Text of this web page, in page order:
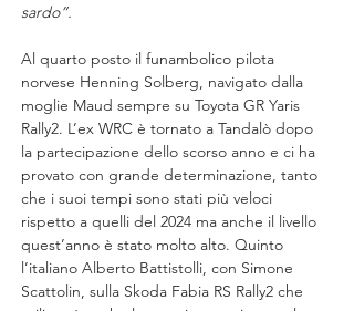
sardo”.
Al quarto posto il funambolico pilota
norvese Henning Solberg, navigato dalla
moglie Maud sempre su Toyota GR Yaris
Rally2. L’ex WRC è tornato a Tandalò dopo
la partecipazione dello scorso anno e ci ha
provato con grande determinazione, tanto
che i suoi tempi sono stati più veloci
rispetto a quelli del 2024 ma anche il livello
quest’anno è stato molto alto. Quinto
l’italiano Alberto Battistolli, con Simone
Scattolin, sulla Skoda Fabia RS Rally2 che